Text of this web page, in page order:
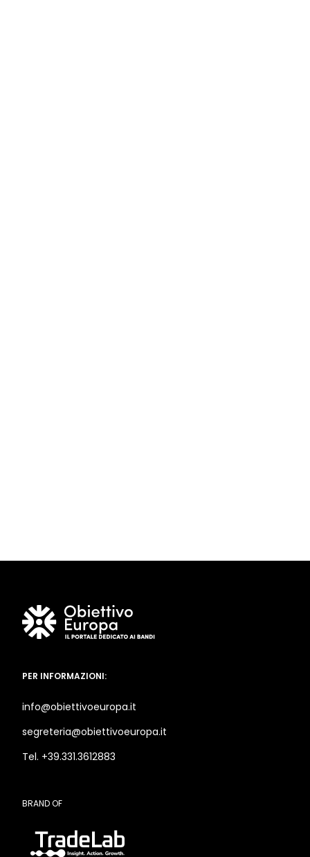
PER INFORMAZIONI:
info@obiettivoeuropa.it
segreteria@obiettivoeuropa.it
Tel. +39.331.3612883
BRAND OF